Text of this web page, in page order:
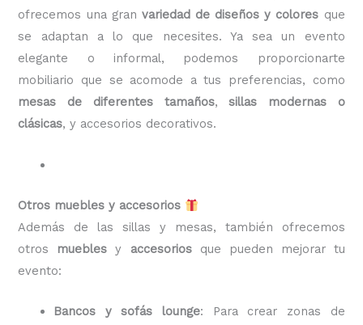
ofrecemos una gran variedad de diseños y colores que
se adaptan a lo que necesites. Ya sea un evento
elegante o informal, podemos proporcionarte
mobiliario que se acomode a tus preferencias, como
mesas de diferentes tamaños,sillas modernas o
clásicas, y accesorios decorativos.
Otros muebles y accesorios
Además de las sillas y mesas, también ofrecemos
otros muebles y accesoriosque pueden mejorar tu
evento:
Bancos y sofás lounge: Para crear zonas de